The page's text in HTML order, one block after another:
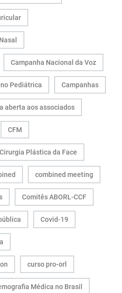
Campanha Nacional da Voz
Pediátrica Campanhas
aberta aos associados
CFM
Cirurgia Plástica da Face
combined meeting
Comitês ABORL-CCF
Covid-19
curso pro-orl
Médica no Brasil